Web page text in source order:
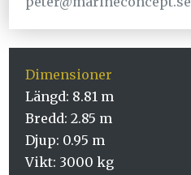
Dimensioner
Längd: 8.81 m
Bredd: 2.85 m
Djup: 0.95 m
Vikt: 3000 kg